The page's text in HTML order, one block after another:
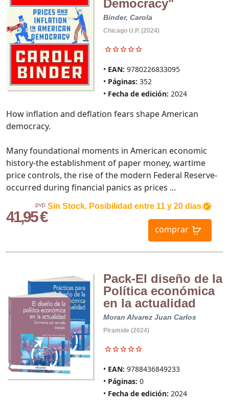
Democracy"
Binder, Carola
Chicago U.P. (2024)
EAN: 9780226833095
Páginas: 352
Fecha de edición: 2024
pvp.
41,95 €
Sin Stock. Posibilidad entre 11 y 20 dias
comprar
How inflation and deflation fears shape American
democracy.
Many foundational moments in American economic
history-the establishment of paper money, wartime
price controls, the rise of the modern Federal Reserve-
occurred during financial panics as prices ...
Pack-El diseño de la
Política económica
en la actualidad
Moran Alvarez Juan Carlos
Piramide (2024)
EAN: 9788436849233
Páginas: 0
Fecha de edición: 2024